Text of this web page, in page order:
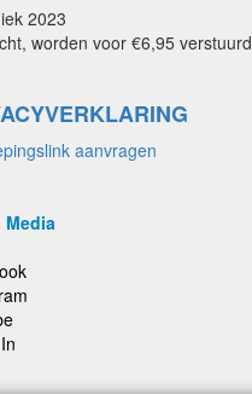
2023
worden voor €6,95 verstuurd
aanvragen
Media